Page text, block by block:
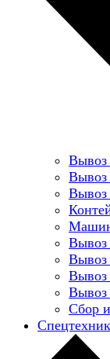
Вывоз
Вывоз
Вывоз
Вывоз
Вывоз
Вывоз
Вывоз
Сбор